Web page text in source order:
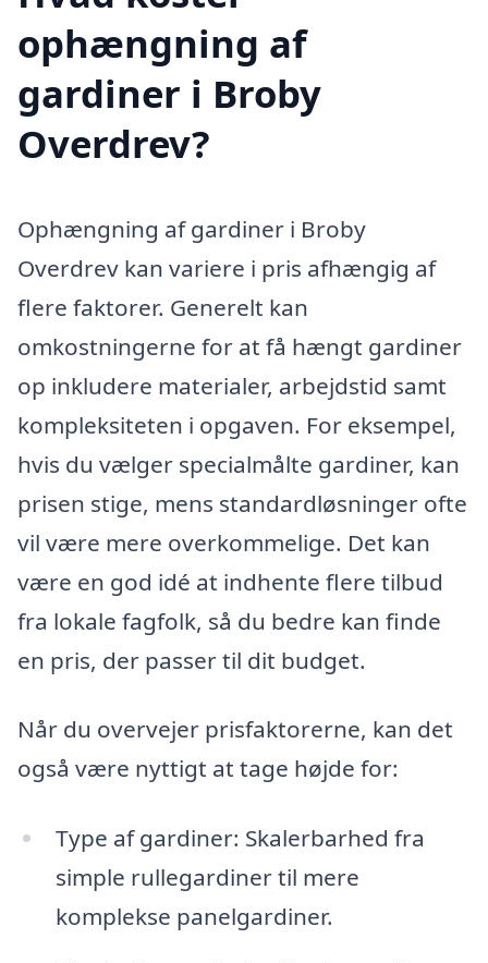
ophængning af
gardiner i Broby
Overdrev?
Ophængning af gardiner i Broby
Overdrev kan variere i pris afhængig af
flere faktorer. Generelt kan
omkostningerne for at få hængt gardiner
op inkludere materialer, arbejdstid samt
kompleksiteten i opgaven. For eksempel,
hvis du vælger specialmålte gardiner, kan
prisen stige, mens standardløsninger ofte
vil være mere overkommelige. Det kan
være en god idé at indhente flere tilbud
fra lokale fagfolk, så du bedre kan finde
en pris, der passer til dit budget.
Når du overvejer prisfaktorerne, kan det
også være nyttigt at tage højde for:
Type af gardiner: Skalerbarhed fra
simple rullegardiner til mere
komplekse panelgardiner.